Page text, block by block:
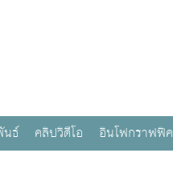
นธ์ คลิปวิดีโอ อินโฟกราฟฟิค